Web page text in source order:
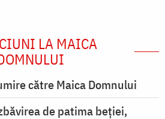
LA MAICA
către Maica Domnului
de patima beției,